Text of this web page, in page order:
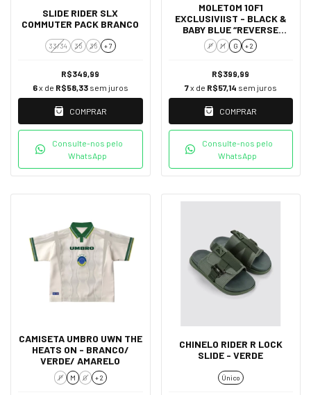
SLIDE RIDER SLX
COMMUTER PACK BRANCO
33/34 35 36 + 7
R$349,99
6x de R$58,33 sem juros
COMPRAR
Consulte-nos pelo
WhatsApp
MOLETOM 1OF1
EXCLUSIVIIST - BLACK &
BABY BLUE “REVERSE
CLOUDS”
P M G + 2
R$399,99
7x de R$57,14 sem juros
COMPRAR
Consulte-nos pelo
WhatsApp
CAMISETA UMBRO UWN THE
HEATS ON - BRANCO/
VERDE/ AMARELO
P M G + 2
CHINELO RIDER R LOCK
SLIDE - VERDE
Único